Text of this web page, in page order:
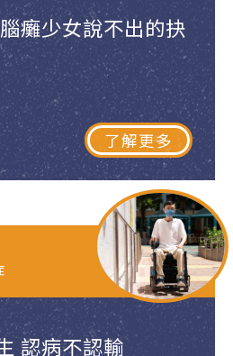
癱少女說不出的抉
了解更多
認病不認輸